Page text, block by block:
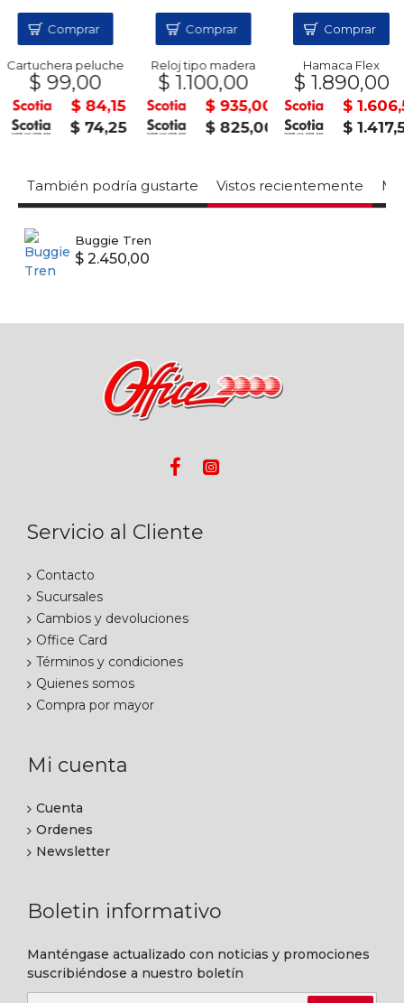
Cartuchera peluche
$ 99,00
$ 84,15
$ 74,25
Comprar
Reloj tipo madera
$ 1.100,00
$ 935,00
$ 825,00
Comprar
Hamaca Flex
$ 1.890,00
$
$
Comprar
También podría gustarte Vistos recientemente
Buggie Tren
$ 2.450,00
Servicio al Cliente
Contacto
Sucursales
Cambios y devoluciones
Office Card
Términos y condiciones
Quienes somos
Compra por mayor
Mi cuenta
Cuenta
Ordenes
Newsletter
Boletin informativo
Manténgase actualizado con noticias y promociones
suscribiéndose a nuestro boletín